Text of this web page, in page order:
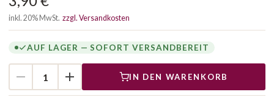
inkl. 20% MwSt. zzgl. Versandkosten
AUF LAGER — SOFORT VERSANDBEREIT
IN DEN WARENKORB